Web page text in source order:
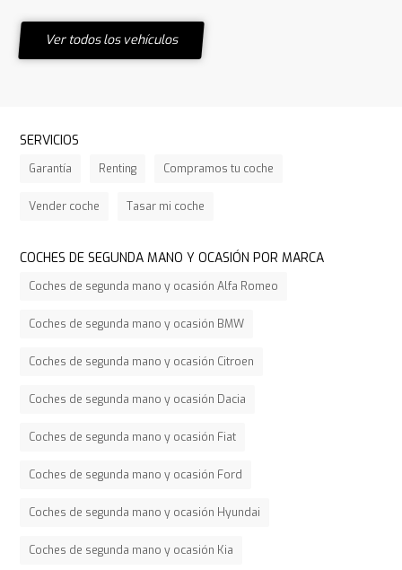
Ver todos los vehículos
SERVICIOS
Garantía Renting Compramos tu coche
Vender coche Tasar mi coche
COCHES DE SEGUNDA MANO Y OCASIÓN POR MARCA
Coches de segunda mano y ocasión Alfa Romeo
Coches de segunda mano y ocasión BMW
Coches de segunda mano y ocasión Citroen
Coches de segunda mano y ocasión Dacia
Coches de segunda mano y ocasión Fiat
Coches de segunda mano y ocasión Ford
Coches de segunda mano y ocasión Hyundai
Coches de segunda mano y ocasión Kia